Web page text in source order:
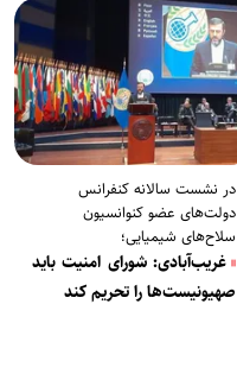
در نشست سالانه کنفرانس
دولت‌های عضو کنوانسیون
سلاح‌های شیمیایی؛
غریب‌آبادی: شورای امنیت باید
صهیونیست‌ها را تحریم کند